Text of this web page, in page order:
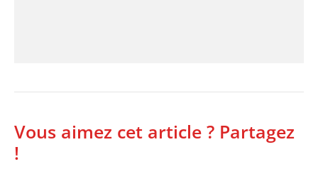
Vous aimez cet article ? Partagez
!